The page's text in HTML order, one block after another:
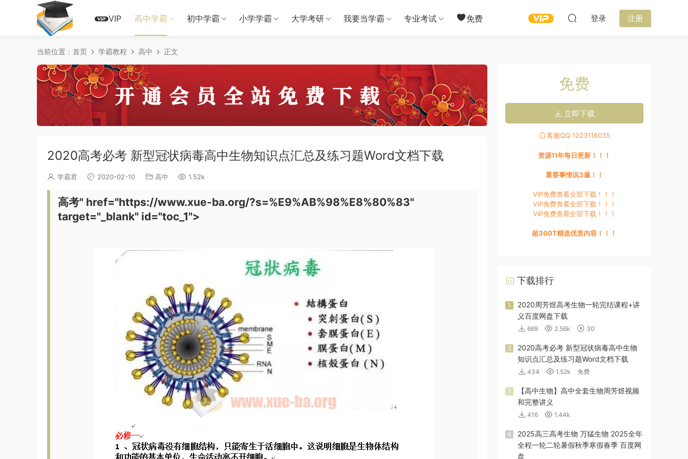
VIP 高中学霸 初中学霸 小学学霸 大学考研 我要当学霸 专业考试 免费 登录 注册
当前位置： 首页 学霸教程 高中 正文
2020高考必考 新型冠状病毒高中生物知识点汇总及练习题Word文档下载
学霸君 2020-02-10 高中 1.52k
高考" href="https://www.xue-ba.org/?s=%E9%AB%98%E8%80%83"
target="_blank" id="toc_1">
免费
立即下载
客服QQ:1223116035
资源11年每日更新！！！
重要事情说3遍！！
VIP免费查看全部下载！！！
VIP免费查看全部下载！！！
VIP免费查看全部下载！！！
超300T精选优质内容！！！
下载排行
1
2020周芳煜高考生物一轮完结课程+讲
义百度网盘下载
669 2.56k 30
2
2020高考必考 新型冠状病毒高中生物
知识点汇总及练习题Word文档下载
434 1.52k 免费
3
【高中生物】高中全套生物周芳煜视频
和完整讲义
416 1.44k
4
2025高三高考生物 万猛生物 2025全年
全程一轮二轮暑假秋季寒假春季 百度网
盘